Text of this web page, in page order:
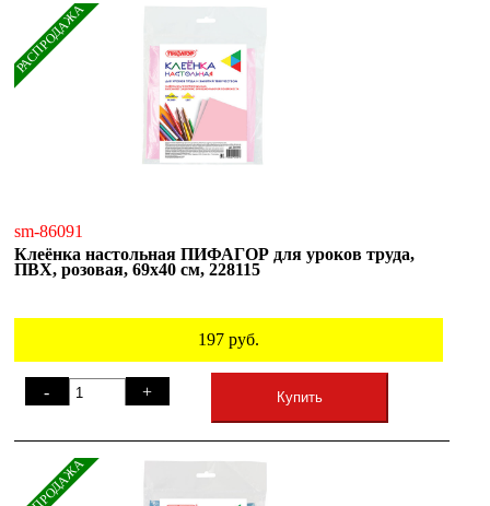
РАСПРОДАЖА
sm-86091
Клеёнка настольная ПИФАГОР для уроков труда,
ПВХ, розовая, 69х40 см, 228115
197 руб.
- + Купить